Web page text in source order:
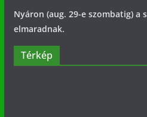
Nyáron (aug. 29-e szombatig) a
elmaradnak.
Térkép